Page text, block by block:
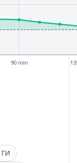
90 min
ГИ